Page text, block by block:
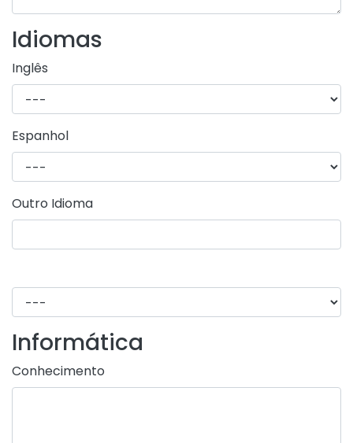
Idiomas
Inglês
Espanhol
Outro Idioma
Informática
Conhecimento